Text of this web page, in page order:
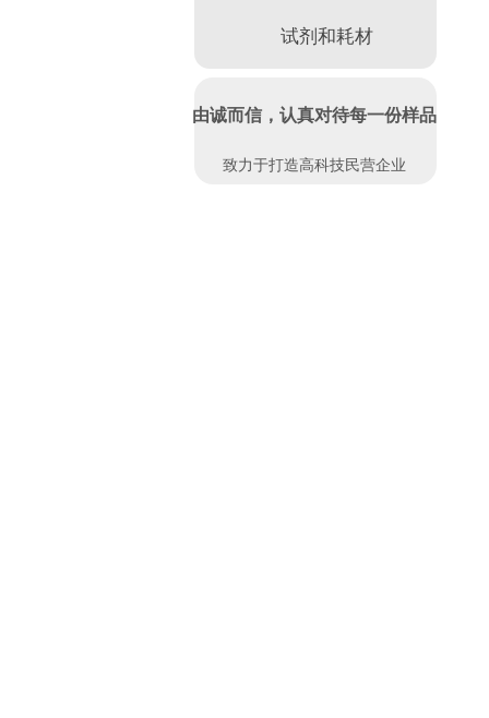
由诚而信，认真对待每一份样品
致力于打造高科技民营企业
试剂和耗材